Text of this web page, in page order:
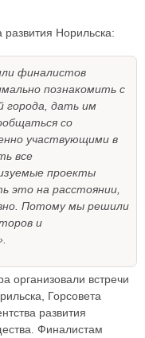
развития Норильска:
финалистов
познакомить с
города, дать им
со
участвующими в
все
проекты
это на расстоянии,
Потому мы решили
и
организовали встречи
Горсовета
развития
Финалистам